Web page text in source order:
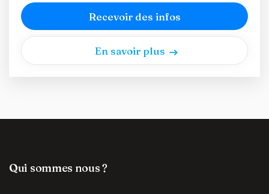
Recevoir des infos
En savoir plus
Qui sommes nous ?